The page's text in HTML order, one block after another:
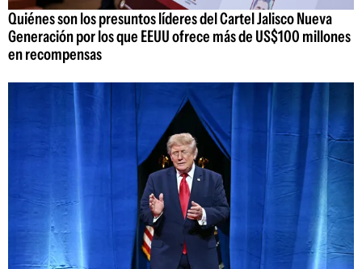
Quiénes son los presuntos líderes del Cartel Jalisco Nueva
Generación por los que EEUU ofrece más de US$100 millones
en recompensas